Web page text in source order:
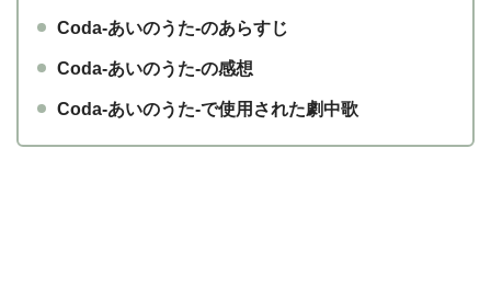
Coda-あいのうた-のあらすじ
Coda-あいのうた-の感想
Coda-あいのうた-で使用された劇中歌